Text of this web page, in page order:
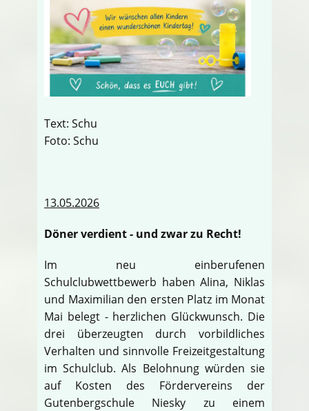
Text: Schu
Foto: Schu
13.05.2026
Döner verdient - und zwar zu Recht!
Im neu einberufenen
Schulclubwettbewerb haben Alina, Niklas
und Maximilian den ersten Platz im Monat
Mai belegt - herzlichen Glückwunsch. Die
drei überzeugten durch vorbildliches
Verhalten und sinnvolle Freizeitgestaltung
im Schulclub. Als Belohnung würden sie
auf Kosten des Fördervereins der
Gutenbergschule Niesky zu einem